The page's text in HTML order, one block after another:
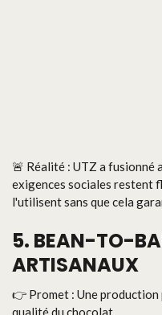
🚨 Réalité : UTZ a fusionné
exigences sociales restent
l'utilisent sans que cela
5. BEAN-TO-
ARTISANAUX
👉 Promet : Une
qualité du chocolat.